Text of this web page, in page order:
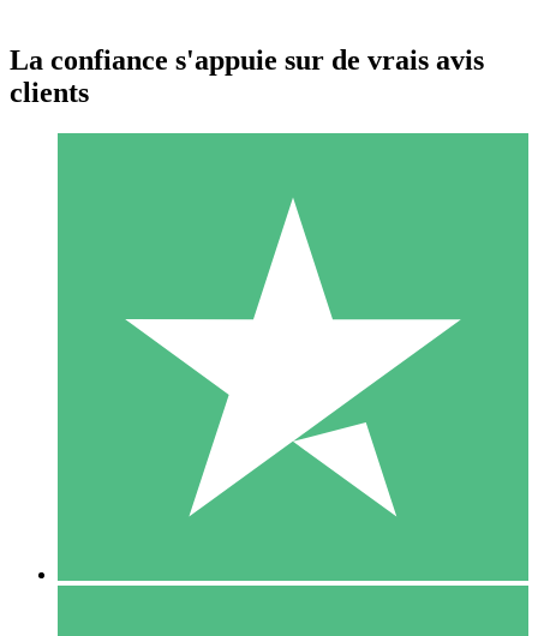
Packs de Crédits Individuels
Payez à l'utilisation avec des crédits de téléchargement. Sans
1 Téléchargement
10 00
La confiance s'appuie sur de vrais avis
clients